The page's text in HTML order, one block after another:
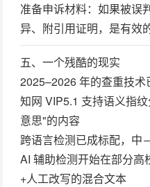
准备申诉材料：如果被误
异、附引用证明，是有效
五、一个残酷的现实
2025–2026 年的查重技术
知网 VIP5.1 支持语义指
意思"的内容
跨语言检测已成标配，
AI 辅助检测开始在部分高
+人工改写的混合文本